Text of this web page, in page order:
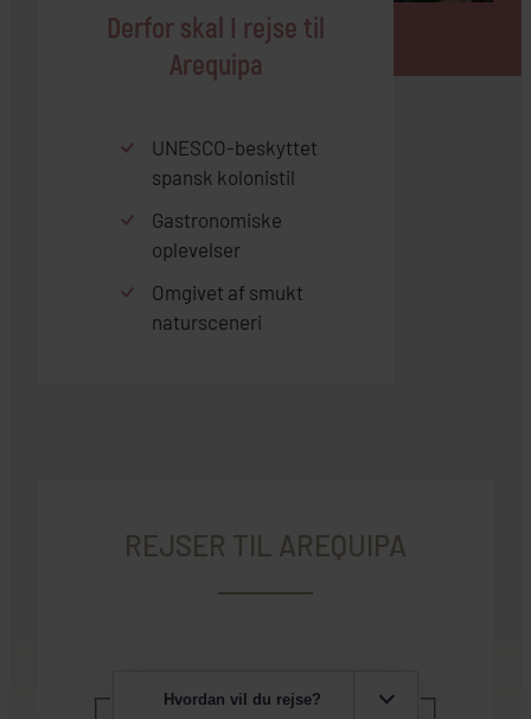
Derfor skal I rejse til
Arequipa
UNESCO-beskyttet
spansk kolonistil
Gastronomiske
oplevelser
Omgivet af smukt
natursceneri
REJSER TIL AREQUIPA
Hvordan vil du rejse?